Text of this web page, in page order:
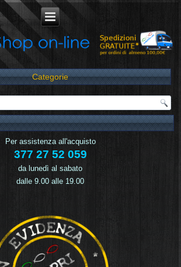
Categorie
Per assistenza all'acquisto
377 27 52 059
da lunedì al sabato
dalle 9.00 alle 19.00